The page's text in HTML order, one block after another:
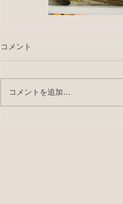
コメント
コメントを追加…